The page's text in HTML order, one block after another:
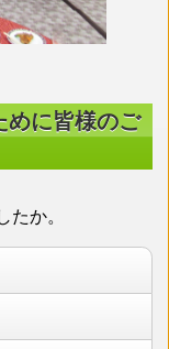
めに皆様のご
たか。